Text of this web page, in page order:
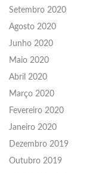
Setembro 2020
Agosto 2020
Junho 2020
Maio 2020
Abril 2020
Março 2020
Fevereiro 2020
Janeiro 2020
Dezembro 2019
Outubro 2019